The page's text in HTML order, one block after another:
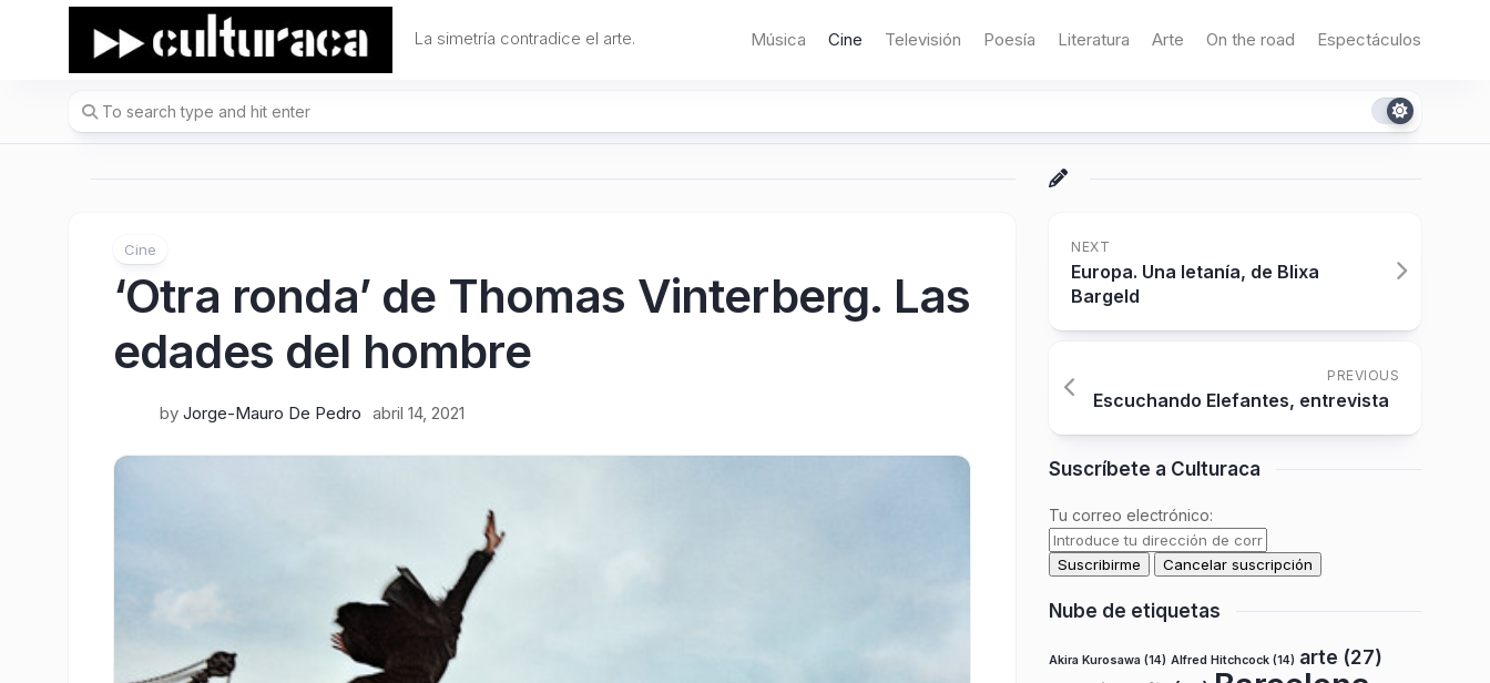
La simetría contradice el arte. Música Cine Televisión Poesía Literatura Arte On the road Espectáculos
Cine
‘Otra ronda’ de Thomas Vinterberg. Las
edades del hombre
by Jorge-Mauro De Pedro abril 14, 2021
NEXT
Europa. Una letanía, de Blixa
Bargeld
PREVIOUS
Escuchando Elefantes, entrevista
Suscríbete a Culturaca
Tu correo electrónico:
Nube de etiquetas
Akira Kurosawa (14) Alfred Hitchcock (14) arte (27)